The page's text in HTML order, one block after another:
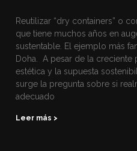
Reutilizar “dry containers” o
que tiene muchos años en
sustentable. El ejemplo más
Doha. A pesar de la creciente
estética y la supuesta
surge la pregunta sobre si
adecuado
Leer más >